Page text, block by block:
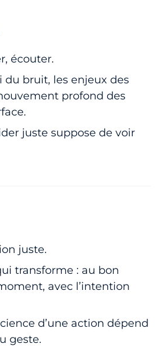
écouter.
du bruit, les enjeux des
profond des
juste suppose de voir
juste.
transforme : au bon
avec l’intention
d’une action dépend
geste.